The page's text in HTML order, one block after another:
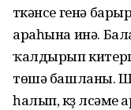
үткәнсе генә
араһына инә.
ҡалдырып
төшә башланы.
һалып, күҙ